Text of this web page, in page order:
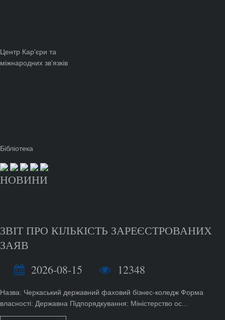
Центр Кар'єри та
міжнародних зв'язків
Бібліотека
НОВИНИ
ЗВІТ ПРО КІЛЬКІСТЬ ЗАРЕЄСТРОВАНИХ
ЗАЯВ
2026-08-15
12348
Назва: Черкаський державний фаховий бізнес-коледж Форма
власності: Державна Підпорядкування: Міністерство ос...